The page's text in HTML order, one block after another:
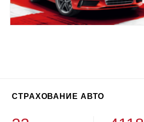
СТРАХОВАНИЕ АВТО